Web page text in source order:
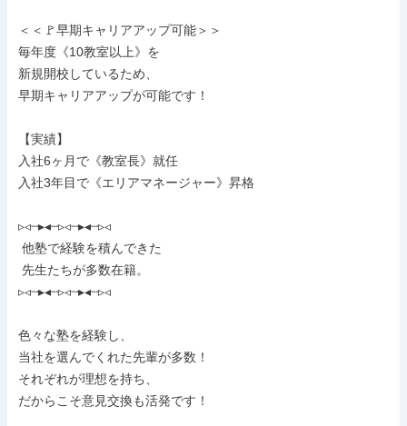
＜＜🚩早期キャリアアップ可能＞＞
毎年度《10教室以上》を
新規開校しているため、
早期キャリアアップが可能です！
【実績】
入社6ヶ月で《教室長》就任
入社3年目で《エリアマネージャー》昇格
▹◃┄▸◂┄▹◃┄▸◂┄▹◃
▹◃┄▸◂┄▹◃┄▸◂┄▹◃
色々な塾を経験し、
当社を選んでくれた先輩が多数！
それぞれが理想を持ち、
だからこそ意見交換も活発です！